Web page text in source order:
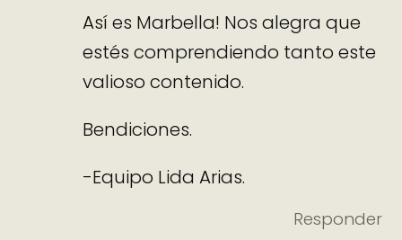
Así es Marbella! Nos alegra que
estés comprendiendo tanto este
valioso contenido.
Bendiciones.
-Equipo Lida Arias.
Responder